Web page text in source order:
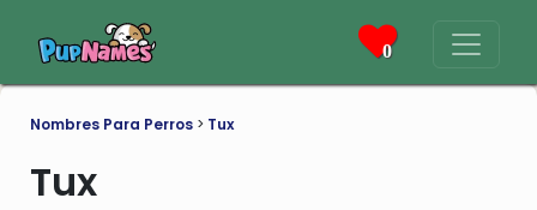
0
Nombres Para Perros > Tux
Tux